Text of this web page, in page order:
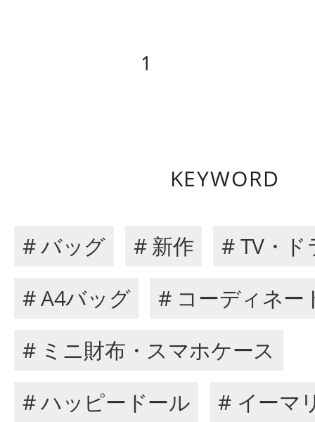
1
KEYWORD
# バッグ # 新作
# TV・ド
# A4バッグ
# コーディネー
# ミニ財布・スマホケース
# ハッピードール
# イーマ